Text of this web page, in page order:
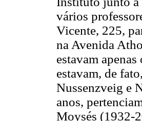
vários
Vicente, 225,
na Avenida
estavam
estavam, de
Nussenzveig e
anos,
Moysés (1932-